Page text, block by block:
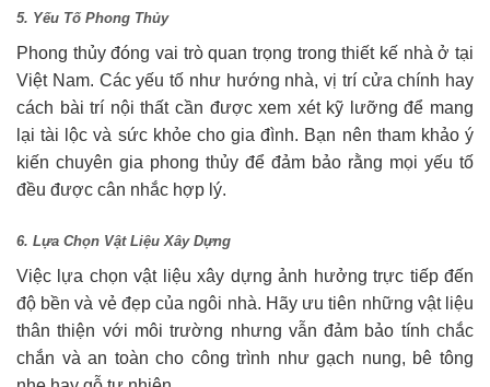
5. Yếu Tố Phong Thủy
Phong thủy đóng vai trò quan trọng trong thiết kế nhà ở tại
Việt Nam. Các yếu tố như hướng nhà, vị trí cửa chính hay
cách bài trí nội thất cần được xem xét kỹ lưỡng để mang
lại tài lộc và sức khỏe cho gia đình. Bạn nên tham khảo ý
kiến chuyên gia phong thủy để đảm bảo rằng mọi yếu tố
đều được cân nhắc hợp lý.
6. Lựa Chọn Vật Liệu Xây Dựng
Việc lựa chọn vật liệu xây dựng ảnh hưởng trực tiếp đến
độ bền và vẻ đẹp của ngôi nhà. Hãy ưu tiên những vật liệu
thân thiện với môi trường nhưng vẫn đảm bảo tính chắc
chắn và an toàn cho công trình như gạch nung, bê tông